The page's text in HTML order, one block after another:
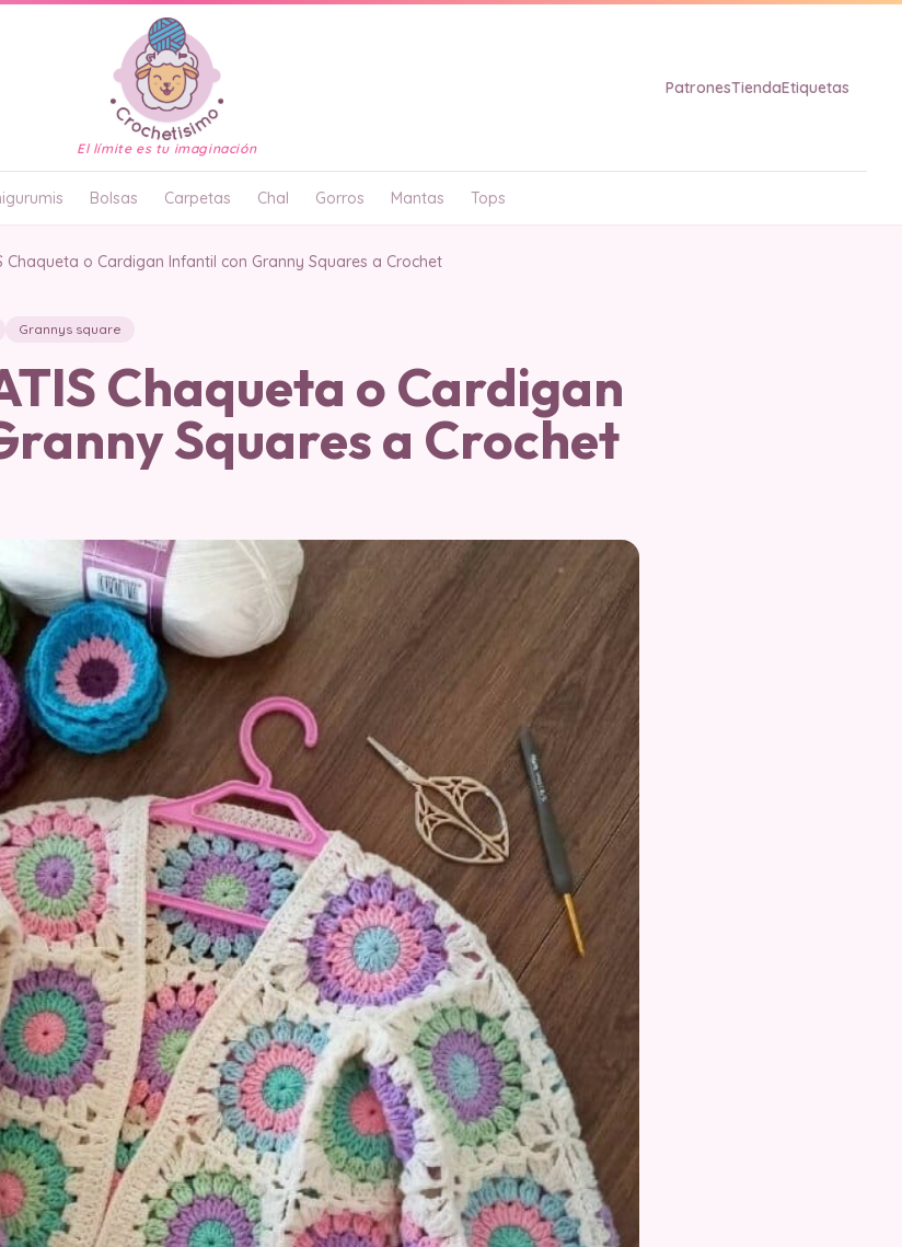
El límite es tu imaginación
PatronesTiendaEtiquetas
Bolsas Carpetas Chal Gorros Mantas Tops
Chaqueta o Cardigan Infantil con Granny Squares a Crochet
Grannys square
Chaqueta o Cardigan
Squares a Crochet